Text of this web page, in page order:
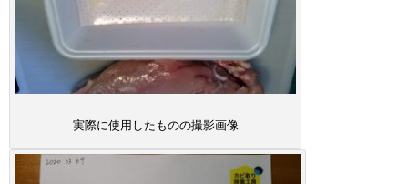
実際に使用したものの撮影画像